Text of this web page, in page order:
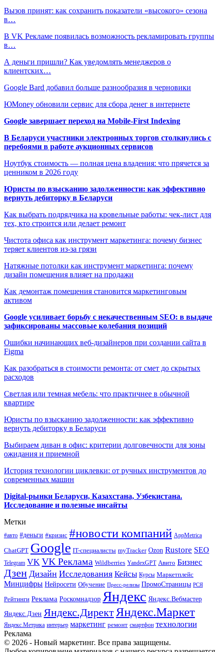
Вызов принят: как сохранить показатели «высокого» сезона
в…
В VK Рекламе появилась возможность рекламировать группы
в…
А деньги пришли? Как уведомлять менеджеров о
клиентских…
Google Bard добавил больше разнообразия в черновики
ЮMoney обновили сервис для сбора денег в интернете
Google завершает переход на Mobile-First Indexing
В Беларуси участники электронных торгов столкнулись с
перебоями в работе аукционных сервисов
Ноутбук стоимость — полная цена владения: что прячется за
ценником в 2026 году
Юристы по взысканию задолженности: как эффективно
вернуть дебиторку в Беларуси
Как выбрать подрядчика на кровельные работы: чек-лист для
тех, кто строится или делает ремонт
Чистота офиса как инструмент маркетинга: почему бизнес
теряет клиентов из-за грязи
Натяжные потолки как инструмент маркетинга: почему
дизайн помещения влияет на продажи
Как демонтаж помещения становится маркетинговым
активом
Google усиливает борьбу с некачественным SEO: в выдаче
зафиксированы массовые колебания позиций
Ошибки начинающих веб-дизайнеров при создании сайта в
Figma
Как разобраться в стоимости ремонта: от смет до скрытых
расходов
Светлая или темная мебель: что практичнее в обычной
квартире
Юристы по взысканию задолженности: как эффективно
вернуть дебиторку в Беларуси
Выбираем диван в офис: критерии долговечности для зоны
ожидания и приемной
История технологии циклевки: от ручных инструментов до
современных машин
Digital-рынки Беларуси, Казахстана, Узбекистана.
Исследование и полезные инсайты
Метки
#авто #деньги #кризис #новости компаний AppMetrica
ChatGPT Google IT-специалисты myTracker Ozon Rustore SEO
Telegram VK VK Реклама Wildberries YandexGPT Авито Бизнес
Дзен Дизайн Исследования Кейсы Курсы Маркетплейс
Минцифры Нейросети Обучение Пресс-релизы ПромоСтраницы РСЯ
Рейтинги Реклама Роскомнадзор Яндекс Яндекс.Вебмастер
Яндекс.Дзен Яндекс.ДиректЯндекс.Маркет
Яндекс.Метрика интерьер маркетинг ремонт смартфон технологии
Реклама
© 2026 - Новый маркетинг. Все права защищены.